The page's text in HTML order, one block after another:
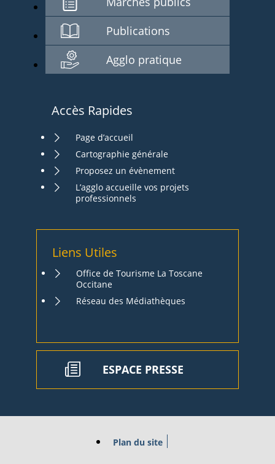
Publications
Agglo pratique
Accès Rapides
Page d’accueil
Cartographie générale
Proposez un évènement
L’agglo accueille vos projets
professionnels
Liens Utiles
Office de Tourisme La Toscane
Occitane
Réseau des Médiathèques
ESPACE PRESSE
Plan du site